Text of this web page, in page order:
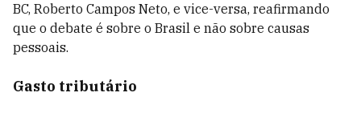
BC, Roberto Campos Neto, e vice-versa, reafirmando
que o debate é sobre o Brasil e não sobre causas
pessoais.
Gasto tributário